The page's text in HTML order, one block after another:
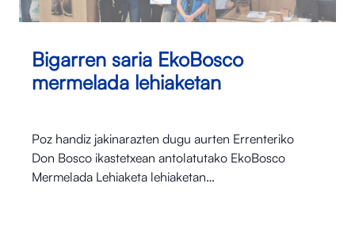
Bigarren saria EkoBosco
mermelada lehiaketan
Poz handiz jakinarazten dugu aurten Errenteriko
Don Bosco ikastetxean antolatutako EkoBosco
Mermelada Lehiaketa lehiaketan…